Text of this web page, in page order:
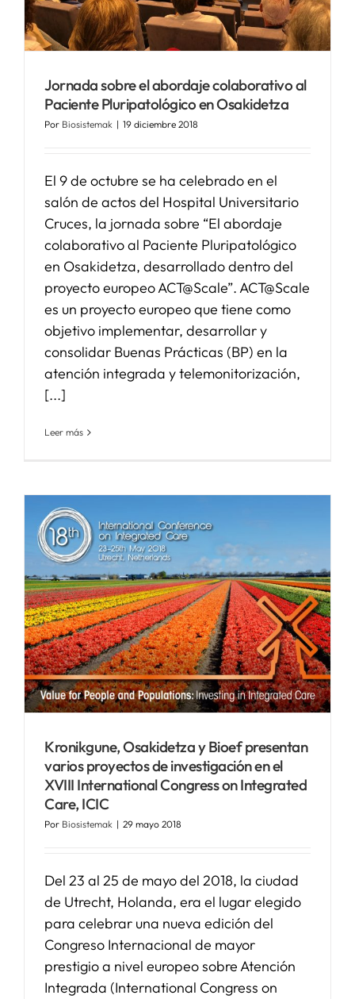
SERVICIOS
APOYO I+D+I
Jornada sobre el abordaje colaborativo al
Paciente Pluripatológico en Osakidetza
Por Biosistemak | 19 diciembre 2018
El 9 de octubre se ha celebrado en el
salón de actos del Hospital Universitario
Cruces, la jornada sobre “El abordaje
colaborativo al Paciente Pluripatológico
en Osakidetza, desarrollado dentro del
proyecto europeo ACT@Scale”. ACT@Scale
es un proyecto europeo que tiene como
objetivo implementar, desarrollar y
consolidar Buenas Prácticas (BP) en la
atención integrada y telemonitorización,
[...]
Leer más
Kronikgune, Osakidetza y Bioef presentan
varios proyectos de investigación en el
XVIII International Congress on Integrated
Care, ICIC
Por Biosistemak | 29 mayo 2018
Del 23 al 25 de mayo del 2018, la ciudad
de Utrecht, Holanda, era el lugar elegido
para celebrar una nueva edición del
Congreso Internacional de mayor
prestigio a nivel europeo sobre Atención
Integrada (International Congress on